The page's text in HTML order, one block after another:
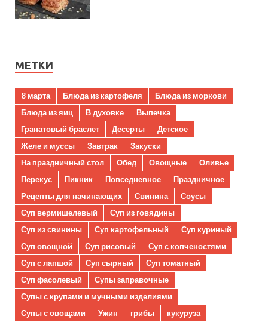
МЕТКИ
8 марта Блюда из картофеля
Блюда из моркови
Блюда из яиц
В духовке
Выпечка
Гранатовый браслет
Десерты
Детское
Желе и муссы
Завтрак
Закуски
На праздничный стол
Обед Овощные
Оливье
Перекус
Пикник Повседневное
Праздничное
Рецепты для начинающих
Свинина
Соусы
Суп вермишелевый
Суп из говядины
Суп из свинины
Суп картофельный
Суп куриный
Суп овощной
Суп рисовый
Суп с копченостями
Суп с лапшой
Суп сырный
Суп томатный
Суп фасолевый
Супы заправочные
Супы с крупами и мучными изделиями
Супы с овощами
Ужин грибы
кукуруза